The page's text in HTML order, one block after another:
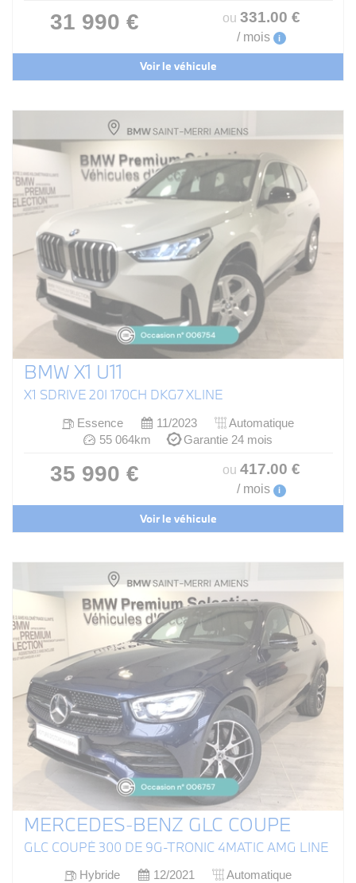
31 990 € ou 331.00 €
/ mois i
Voir le véhicule
BMW X1 U11
X1 SDRIVE 20I 170CH DKG7 XLINE
Essence 11/2023
Automatique
55 064km
Garantie 24 mois
35 990 € ou 417.00 €
/ mois i
Voir le véhicule
MERCEDES-BENZ GLC COUPE
GLC COUPÉ 300 DE 9G-TRONIC 4MATIC AMG LINE
Hybride 12/2021
Automatique